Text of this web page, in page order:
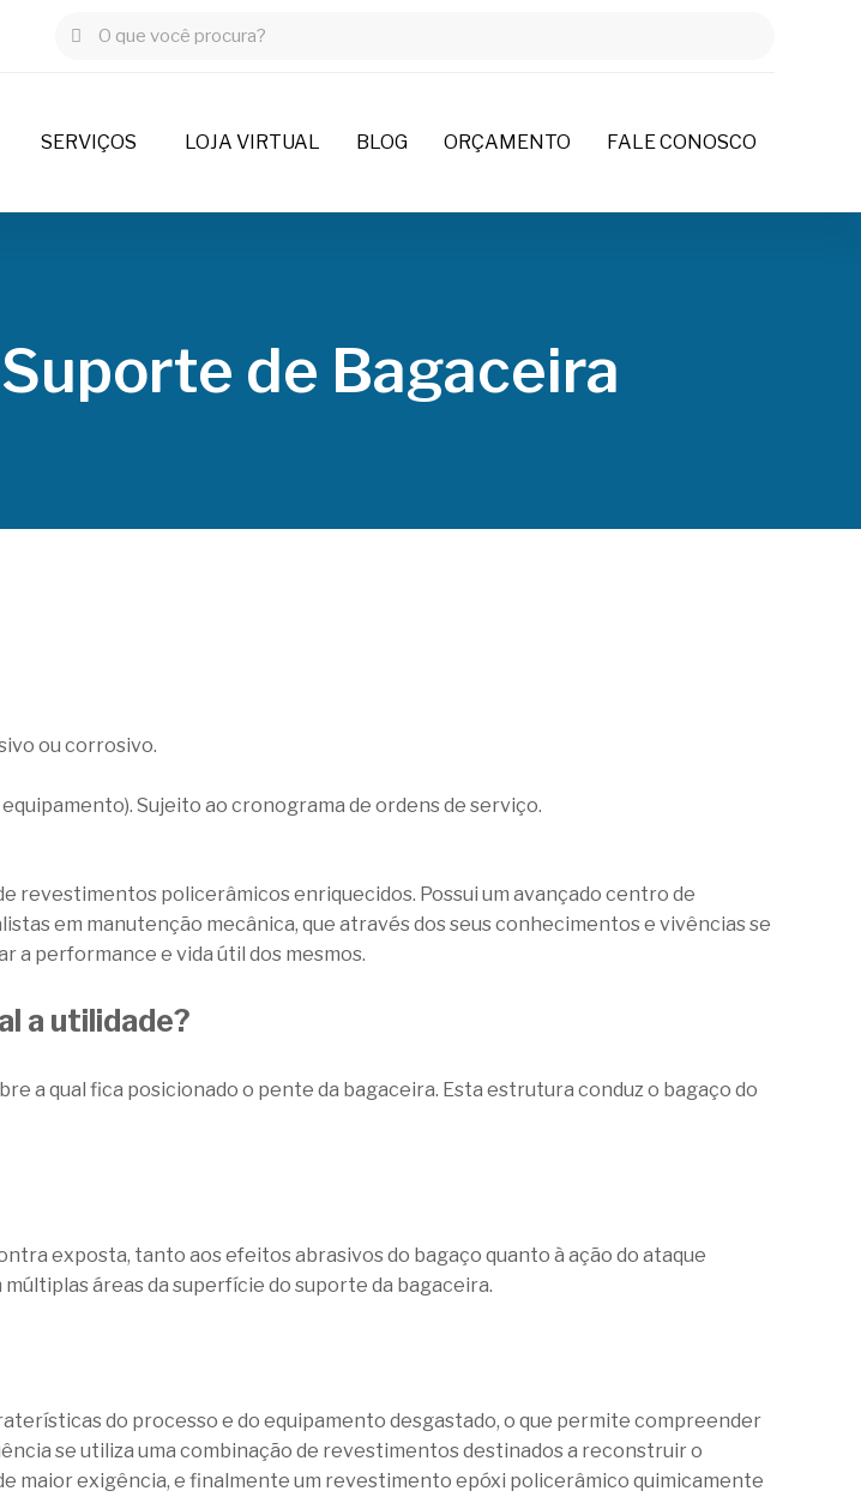
SERVIÇOS LOJA VIRTUAL BLOG ORÇAMENTO FALE CONOSCO
de Bagaceira
ou corrosivo.
Sujeito ao cronograma de ordens de serviço.
revestimentos policerâmicos enriquecidos. Possui um avançado centro de
em manutenção mecânica, que através dos seus conhecimentos e vivências se
a performance e vida útil dos mesmos.
a utilidade?
a qual fica posicionado o pente da bagaceira. Esta estrutura conduz o bagaço do
exposta, tanto aos efeitos abrasivos do bagaço quanto à ação do ataque
áreas da superfície do suporte da bagaceira.
do processo e do equipamento desgastado, o que permite compreender
se utiliza uma combinação de revestimentos destinados a reconstruir o
maior exigência, e finalmente um revestimento epóxi policerâmico quimicamente